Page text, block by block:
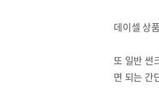
데이셀 상
또 일반 썬
면 되는 간